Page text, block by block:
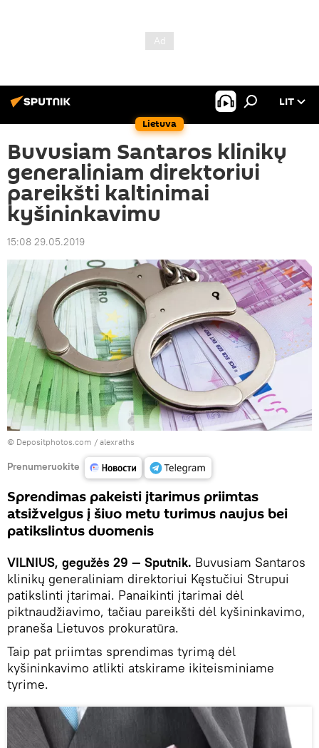
Lietuva
LIT
Buvusiam Santaros klinikų
generaliniam direktoriui
pareikšti kaltinimai
kyšininkavimu
15:08 29.05.2019
© Depositphotos.com / alexraths
Prenumeruokite
Sprendimas pakeisti įtarimus priimtas
atsižvelgus į šiuo metu turimus naujus bei
patikslintus duomenis
VILNIUS, gegužės 29 — Sputnik. Buvusiam Santaros
klinikų generaliniam direktoriui Kęstučiui Strupui
patikslinti įtarimai. Panaikinti įtarimai dėl
piktnaudžiavimo, tačiau pareikšti dėl kyšininkavimo,
praneša Lietuvos prokuratūra.
Taip pat priimtas sprendimas tyrimą dėl
kyšininkavimo atlikti atskirame ikiteisminiame
tyrime.